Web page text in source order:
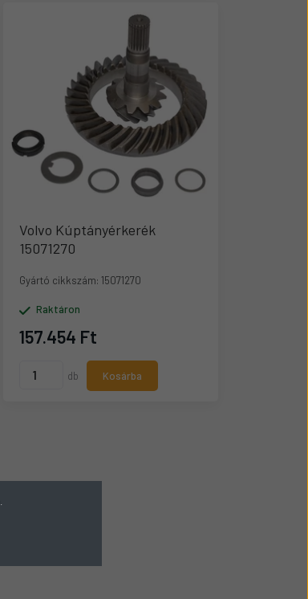
Volvo Kúptányérkerék
15071270
Gyártó cikkszám: 15071270
Raktáron
157.454 Ft
db Kosárba